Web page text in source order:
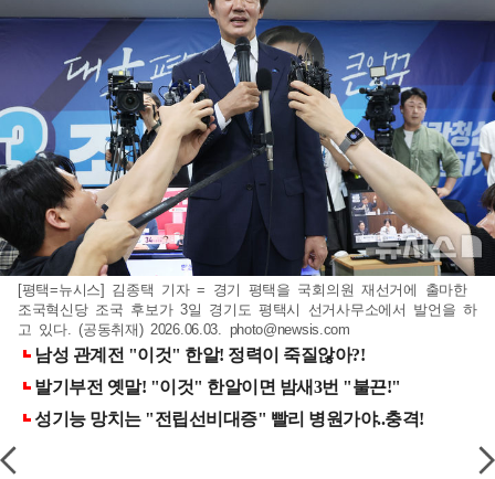
[평택=뉴시스] 김종택 기자 = 경기 평택을 국회의원 재선거에 출마한
조국혁신당 조국 후보가 3일 경기도 평택시 선거사무소에서 발언을 하
고 있다. (공동취재) 2026.06.03. photo@newsis.com